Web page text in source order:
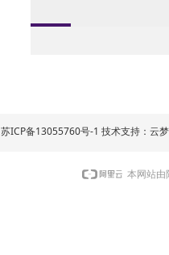
苏ICP备13055760号-1 技术支持： 云
本网站由